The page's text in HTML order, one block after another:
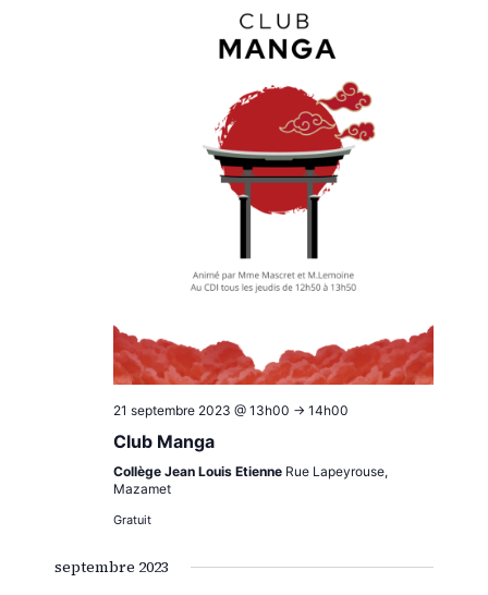
21 septembre 2023 @ 13h00 -> 14h00
Club Manga
Collège Jean Louis Etienne Rue Lapeyrouse,
Mazamet
Gratuit
septembre 2023